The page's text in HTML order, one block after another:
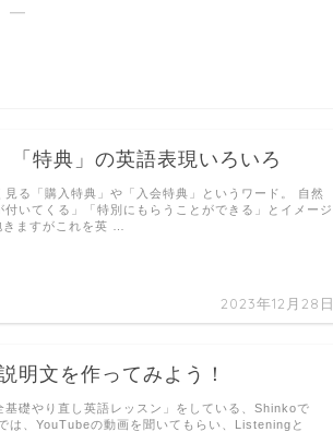
―
「特典」の英語表現いろいろ
2023年12月28日
見る「購入特典」や「入会特典」というワード。 自然
付いてくる」「特別にもらうことができる」とイメージ
ますがこれを英 …
明文を作ってみよう！
基礎やり直し英語レッスン」をしている、Shinkoで
は、YouTubeの動画を聞いてもらい、Listeningと